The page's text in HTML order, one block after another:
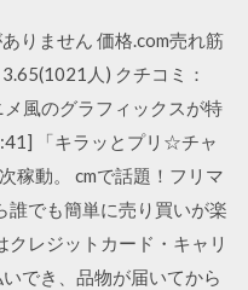
りません 価格.com売れ筋
人) クチコミ：
風のグラフィックスが特
「キラッとプリ☆チャ
稼動。 cmで話題！フリマ
誰でも簡単に売り買いが楽
レジットカード・キャリ
でき、品物が届いてから